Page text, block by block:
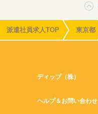
派遣社員求人TOP 東京都
ディップ（株）
ヘルプ＆お問い合わせ